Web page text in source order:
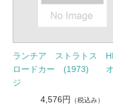
ランチア ストラトス
ロードカー (1973) オ
ジ
4,576円
（税込み）